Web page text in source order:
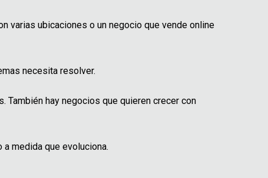
varias ubicaciones o un negocio que vende online
necesita resolver.
También hay negocios que quieren crecer con
medida que evoluciona.